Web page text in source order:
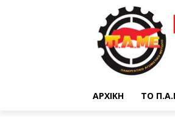
ΑΡΧΙΚΉ ΤΟ